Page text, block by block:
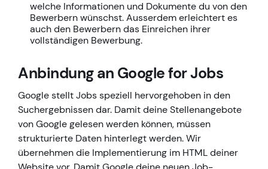
welche Informationen und Dokumente du von den
Bewerbern wünschst. Ausserdem erleichtert es
auch den Bewerbern das Einreichen ihrer
vollständigen Bewerbung.
Anbindung an Google for Jobs
Google stellt Jobs speziell hervorgehoben in den
Suchergebnissen dar. Damit deine Stellenangebote
von Google gelesen werden können, müssen
strukturierte Daten hinterlegt werden. Wir
übernehmen die Implementierung im HTML deiner